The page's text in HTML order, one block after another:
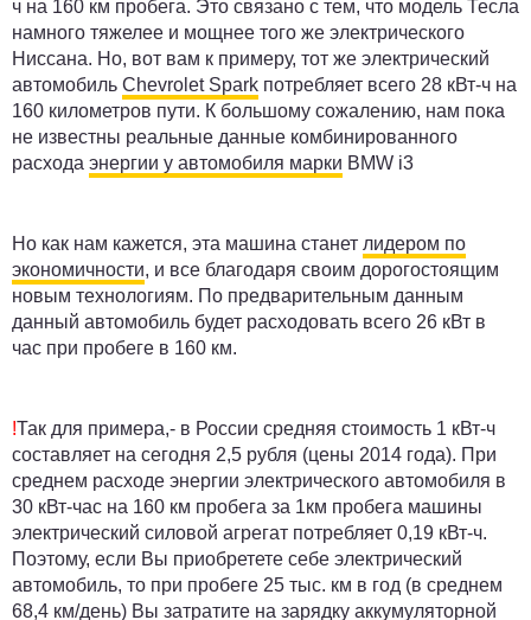
ч на 160 км пробега. Это связано с тем, что модель Тесла
намного тяжелее и мощнее того же электрического
Ниссана. Но, вот вам к примеру, тот же электрический
автомобиль Chevrolet Spark потребляет всего 28 кВт-ч на
160 километров пути. К большому сожалению, нам пока
не известны реальные данные комбинированного
расхода энергии у автомобиля марки BMW i3
Но как нам кажется, эта машина станет лидером по
экономичности, и все благодаря своим дорогостоящим
новым технологиям. По предварительным данным
данный автомобиль будет расходовать всего 26 кВт в
час при пробеге в 160 км.
!Так для примера,- в России средняя стоимость 1 кВт-ч
составляет на сегодня 2,5 рубля (цены 2014 года). При
среднем расходе энергии электрического автомобиля в
30 кВт-час на 160 км пробега за 1км пробега машины
электрический силовой агрегат потребляет 0,19 кВт-ч.
Поэтому, если Вы приобретете себе электрический
автомобиль, то при пробеге 25 тыс. км в год (в среднем
68,4 км/день) Вы затратите на зарядку аккумуляторной